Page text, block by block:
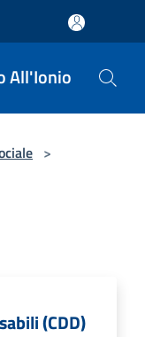
All'Ionio
>
(CDD)